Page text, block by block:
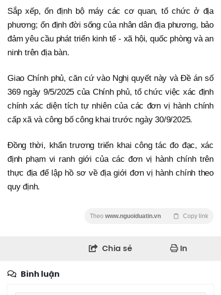
Sắp xếp, ổn định bộ máy các cơ quan, tổ chức ở địa
phương; ổn định đời sống của nhân dân địa phương, bảo
đảm yêu cầu phát triển kinh tế - xã hội, quốc phòng và an
ninh trên địa bàn.
Giao Chính phủ, căn cứ vào Nghị quyết này và Đề án số
369 ngày 9/5/2025 của Chính phủ, tổ chức việc xác định
chính xác diện tích tự nhiên của các đơn vị hành chính
cấp xã và công bố công khai trước ngày 30/9/2025.
Đồng thời, khẩn trương triển khai công tác đo đạc, xác
định phạm vi ranh giới của các đơn vị hành chính trên
thực địa để lập hồ sơ về địa giới đơn vị hành chính theo
quy định.
Theo www.nguoiduatin.vn Copy link
Chia sẻ In
Bình luận